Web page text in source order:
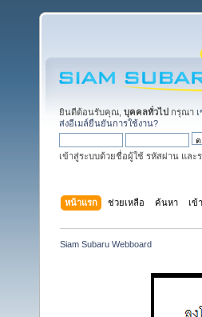
ยินดีต้อนรับคุณ, บุคคลทั่วไป กรุณา
ส่งอีเมล์ยืนยันการใช้งาน?
เข้าสู่ระบบด้วยชื่อผู้ใช้ รหัสผ่าน และ
หน้าแรก ช่วยเหลือ ค้นหา เข้
Siam Subaru Webboard